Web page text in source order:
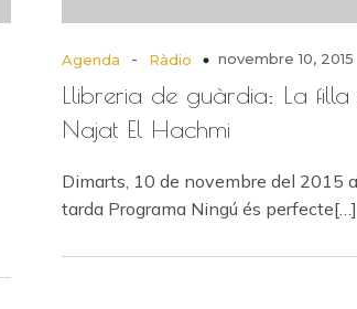
Agenda - Ràdio novembre 10, 2015
Llibreria de guàrdia: La filla
Najat El Hachmi
Dimarts, 10 de novembre del 2015
tarda Programa Ningú és perfecte[…]